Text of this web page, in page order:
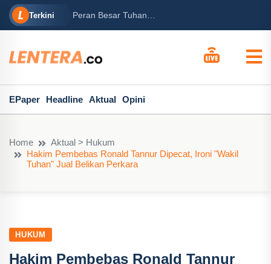
Terkini
Mary...
Peran Besar Tuhan…
EPaper Headline Aktual Opini
Home
Aktual > Hukum
Hakim Pembebas Ronald Tannur Dipecat, Ironi "Wakil
Tuhan" Jual Belikan Perkara
HUKUM
Hakim Pembebas Ronald Tannur